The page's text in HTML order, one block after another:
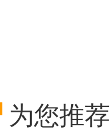
为您推荐